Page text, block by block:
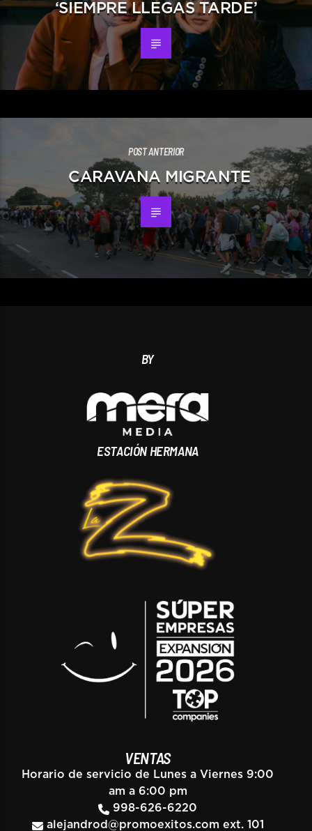
‘SIEMPRE LLEGAS TARDE’
POST ANTERIOR
CARAVANA MIGRANTE
BY
ESTACIÓN HERMANA
VENTAS
Horario de servicio de Lunes a Viernes 9:00
am a 6:00 pm
998-626-6220
alejandrod@promoexitos.com ext. 101